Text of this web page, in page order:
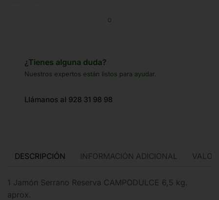
O
¿Tienes alguna duda?
Nuestros expertos están listos para ayudar.
Llámanos al 928 31 98 98
DESCRIPCIÓN INFORMACIÓN ADICIONAL
1 Jamón Serrano Reserva CAMPODULCE 6,5 kg.
aprox.